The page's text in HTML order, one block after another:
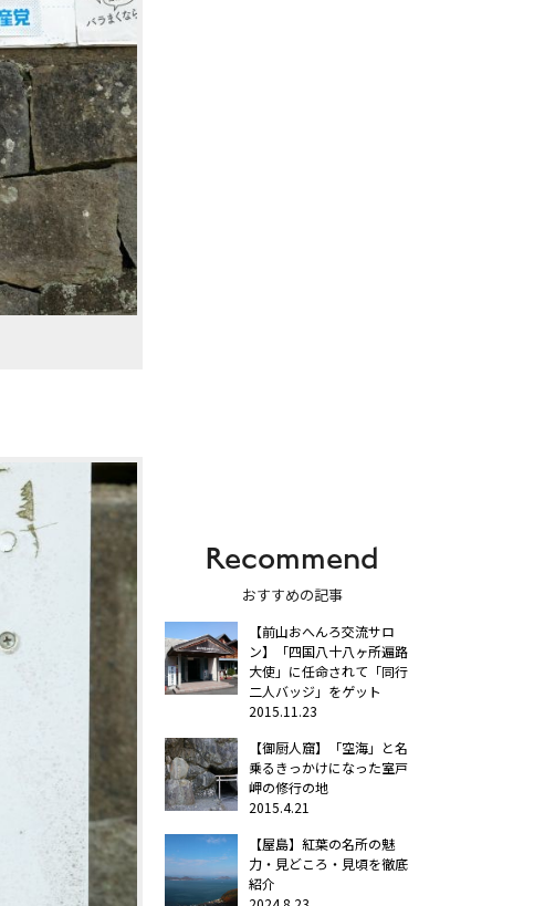
Recommend
おすすめの記事
【前山おへんろ交流サロ
ン】「四国八十八ヶ所遍路
大使」に任命されて「同行
二人バッジ」をゲット
2015.11.23
【御厨人窟】「空海」と名
乗るきっかけになった室戸
岬の修行の地
2015.4.21
【屋島】紅葉の名所の魅
力・見どころ・見頃を徹底
紹介